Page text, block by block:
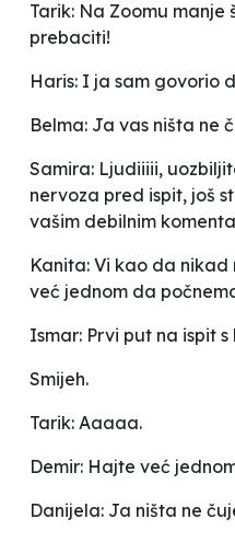
Tarik: Na Zoomu manje
prebaciti!
Haris: I ja sam govorio
Belma: Ja vas ništa ne
Samira: Ljudiiiii,
nervoza pred ispit, još
vašim debilnim
Kanita: Vi kao da
već jednom da
Ismar: Prvi put na ispit s
Smijeh.
Tarik: Aaaaa.
Demir: Hajte već
Danijela: Ja ništa ne